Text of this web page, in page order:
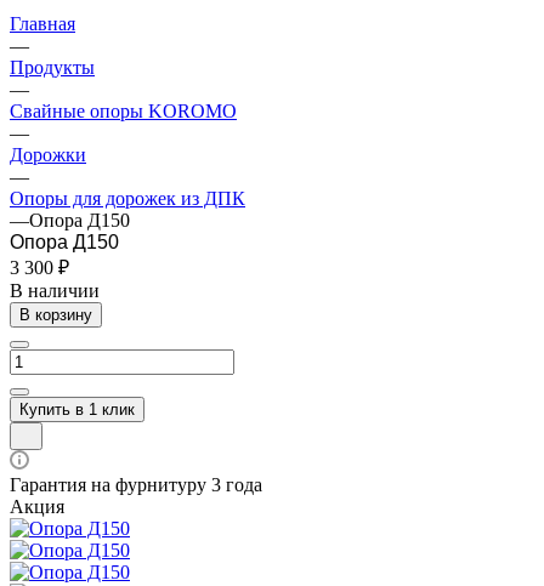
Главная
—
Продукты
—
Свайные опоры KOROMO
—
Дорожки
—
Опоры для дорожек из ДПК
—Опора Д150
Опора Д150
3 300 ₽
В наличии
В корзину
Купить в 1 клик
Гарантия на фурнитуру 3 года
Акция